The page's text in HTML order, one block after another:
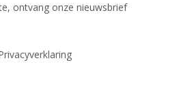
ontvang onze nieuwsbrief